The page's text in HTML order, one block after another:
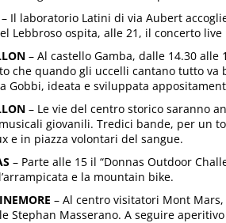
– Il laboratorio Latini di via Aubert
Lebbroso ospita, alle 21, il concerto live
– Al castello Gamba, dalle 14.30
che quando gli uccelli cantano tutto va
Gobbi, ideata e sviluppata
– Le vie del centro storico saranno
giovanili. Tredici bande, per un
e in piazza volontari del sangue.
– Parte alle 15 il “Donnas Outdoor
e la mountain bike.
– Al centro visitatori Mont
Stephan Masserano. A seguire